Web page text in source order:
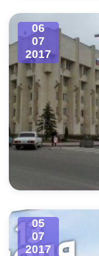
06
07
2017
05
07
2017